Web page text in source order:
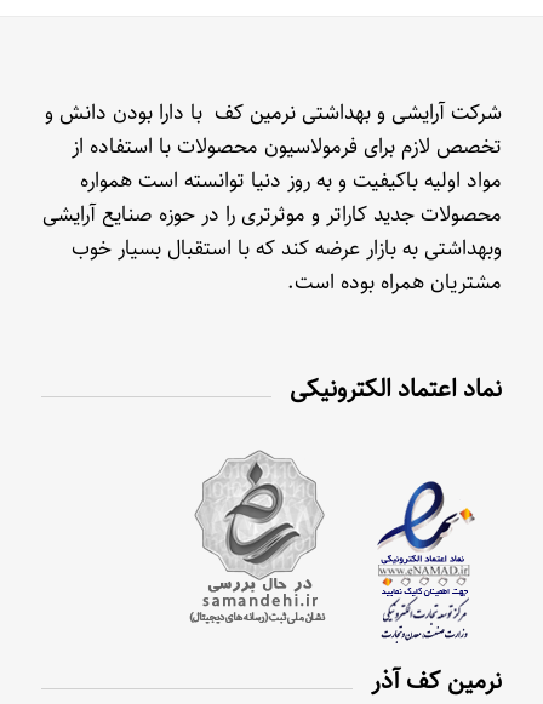
شرکت آرایشی و بهداشتی نرمین کف با دارا بودن دانش و
تخصص لازم برای فرمولاسیون محصولات با استفاده از
مواد اولیه باکیفیت و به روز دنیا توانسته است همواره
محصولات جدید کاراتر و موثرتری را در حوزه صنایع آرایشی
وبهداشتی به بازار عرضه کند که با استقبال بسیار خوب
مشتریان همراه بوده است.
نماد اعتماد الکترونیکی
نرمین کف آذر